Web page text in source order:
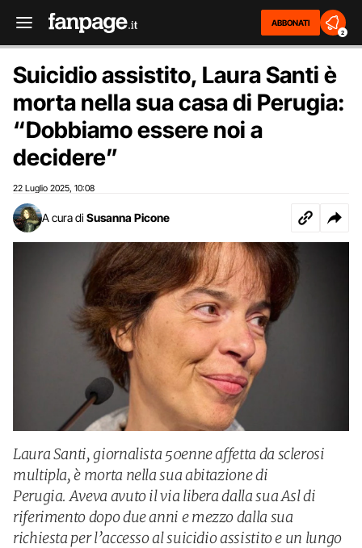
ABBONATI
2
Suicidio assistito, Laura Santi è
morta nella sua casa di Perugia:
“Dobbiamo essere noi a
decidere”
22 Luglio 2025 10:08
A cura di Susanna Picone
Laura Santi, giornalista 50enne affetta da sclerosi
multipla, è morta nella sua abitazione di
Perugia. Aveva avuto il via libera dalla sua Asl di
riferimento dopo due anni e mezzo dalla sua
richiesta per l’accesso al suicidio assistito e un lungo